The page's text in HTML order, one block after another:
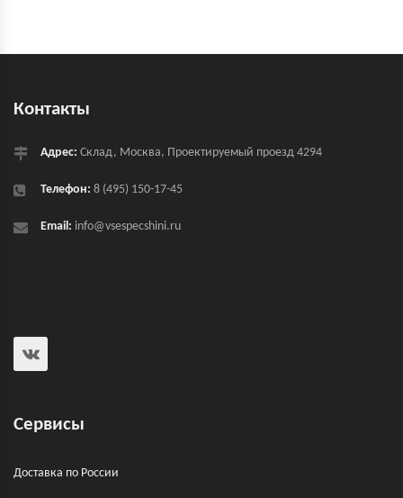
Контакты
Адрес: Склад, Москва, Проектируемый проезд 4294
Телефон: 8 (495) 150-17-45
Email: info@vsespecshini.ru
Сервисы
Доставка по России